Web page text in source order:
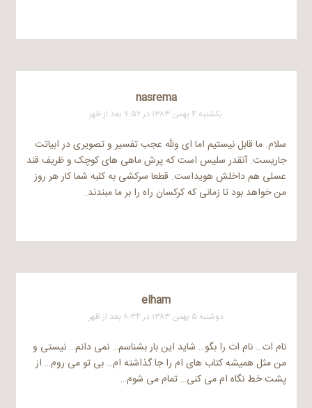
nasrema
یکشنبه ۴ بهمن ۱۳۸۳ در ۷:۵۲ بعد از ظهر
سلام. ما قابل نیستیم اما ای ولله عجب تفسیر و تصویری در ابیاتت
جاریست. آنقدر سلیس است که پرش ماهی های کوچک و ظریف قند
عسلی هم داخلش هویداست. قطعا سرکشی به کلبه شما کار هر روز
من خواهد بود تا زمانی که کرکسان راه را بر ما مبندند.
elham
دوشنبه ۵ بهمن ۱۳۸۳ در ۸:۳۴ بعد از ظهر
نام ات… نام ات را بگو… شاید این بار بشناسم… نمی دانم… نیستی و
من مثل همیشه کتاب های ام را جا گذاشته ام… بی تو می روم… از
پشت خط نگاه ام می کنی… تمام می شوم…